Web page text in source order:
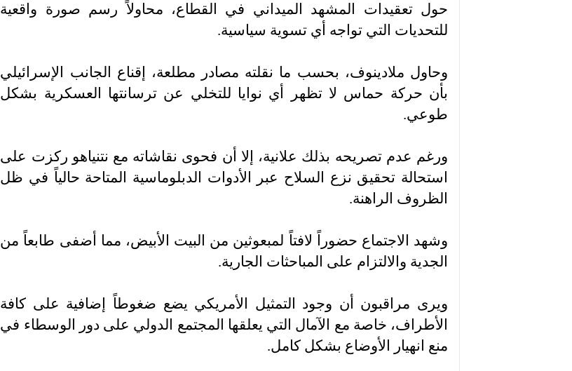
حول تعقيدات المشهد الميداني في القطاع، محاولاً رسم صورة واقعية
للتحديات التي تواجه أي تسوية سياسية.
وحاول ملادينوف، بحسب ما نقلته مصادر مطلعة، إقناع الجانب الإسرائيلي
بأن حركة حماس لا تظهر أي نوايا للتخلي عن ترسانتها العسكرية بشكل
طوعي.
ورغم عدم تصريحه بذلك علانية، إلا أن فحوى نقاشاته مع نتنياهو ركزت على
استحالة تحقيق نزع السلاح عبر الأدوات الدبلوماسية المتاحة حالياً في ظل
الظروف الراهنة.
وشهد الاجتماع حضوراً لافتاً لمبعوثين من البيت الأبيض، مما أضفى طابعاً من
الجدية والالتزام على المباحثات الجارية.
ويرى مراقبون أن وجود التمثيل الأمريكي يضع ضغوطاً إضافية على كافة
الأطراف، خاصة مع الآمال التي يعلقها المجتمع الدولي على دور الوسطاء في
منع انهيار الأوضاع بشكل كامل.